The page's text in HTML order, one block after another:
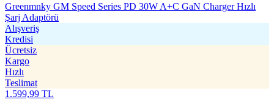
Greenmnky GM Speed Series PD 30W A+C GaN Charger Hızlı
Şarj Adaptörü
Alışveriş
Kredisi
Ücretsiz
Kargo
Hızlı
Teslimat
1.599,99 TL